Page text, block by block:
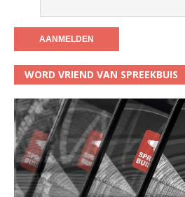
WORD VRIEND VAN SPREEKBUIS